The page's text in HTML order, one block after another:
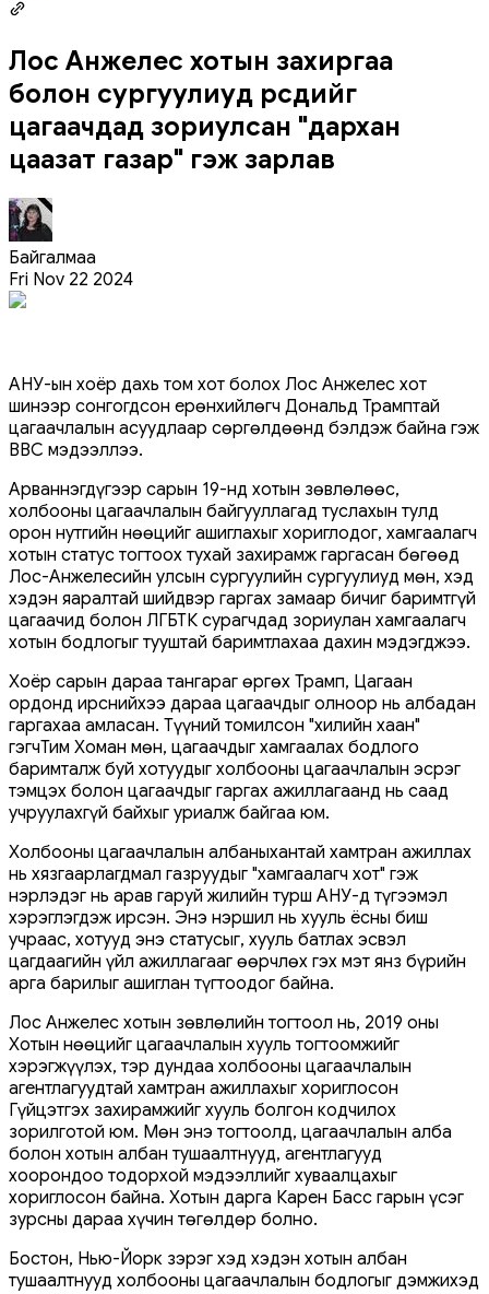
Лос Анжелес хотын захиргаа
болон сургуулиуд өөрсдийгөө
цагаачдад зориулсан "дархан
цаазат газар" гэж зарлав
Байгалмаа
Fri Nov 22 2024
АНУ-ын хоёр дахь том хот болох Лос Анжелес хот
шинээр сонгогдсон ерөнхийлөгч Дональд Трамптай
цагаачлалын асуудлаар сөргөлдөөнд бэлдэж байна гэж
ВВС мэдээллээ.
Арваннэгдүгээр сарын 19-нд хотын зөвлөлөөс,
холбооны цагаачлалын байгууллагад туслахын тулд
орон нутгийн нөөцийг ашиглахыг хориглодог, хамгаалагч
хотын статус тогтоох тухай захирамж гаргасан бөгөөд
Лос-Анжелесийн улсын сургуулийн сургуулиуд мөн, хэд
хэдэн яаралтай шийдвэр гаргах замаар бичиг баримтгүй
цагаачид болон ЛГБТК сурагчдад зориулан хамгаалагч
хотын бодлогыг тууштай баримтлахаа дахин мэдэгджээ.
Хоёр сарын дараа тангараг өргөх Трамп, Цагаан
ордонд ирснийхээ дараа цагаачдыг олноор нь албадан
гаргахаа амласан. Түүний томилсон "хилийн хаан"
гэгчТим Хоман мөн, цагаачдыг хамгаалах бодлого
баримталж буй хотуудыг холбооны цагаачлалын эсрэг
тэмцэх болон цагаачдыг гаргах ажиллагаанд нь саад
учруулахгүй байхыг уриалж байгаа юм.
Холбооны цагаачлалын албаныхантай хамтран ажиллах
нь хязгаарлагдмал газруудыг "хамгаалагч хот" гэж
нэрлэдэг нь арав гаруй жилийн турш АНУ-д түгээмэл
хэрэглэгдэж ирсэн. Энэ нэршил нь хууль ёсны биш
учраас, хотууд энэ статусыг, хууль батлах эсвэл
цагдаагийн үйл ажиллагааг өөрчлөх гэх мэт янз бүрийн
арга барилыг ашиглан түгтоодог байна.
Лос Анжелес хотын зөвлөлийн тогтоол нь, 2019 оны
Хотын нөөцийг цагаачлалын хууль тогтоомжийг
хэрэгжүүлэх, тэр дундаа холбооны цагаачлалын
агентлагуудтай хамтран ажиллахыг хориглосон
Гүйцэтгэх захирамжийг хууль болгон кодчилох
зорилготой юм. Мөн энэ тогтоолд, цагаачлалын алба
болон хотын албан тушаалтнууд, агентлагууд
хоорондоо тодорхой мэдээллийг хуваалцахыг
хориглосон байна. Хотын дарга Карен Басс гарын үсэг
зурсны дараа хүчин төгөлдөр болно.
Бостон, Нью-Йорк зэрэг хэд хэдэн хотын албан
тушаалтнууд холбооны цагаачлалын бодлогыг дэмжихэд